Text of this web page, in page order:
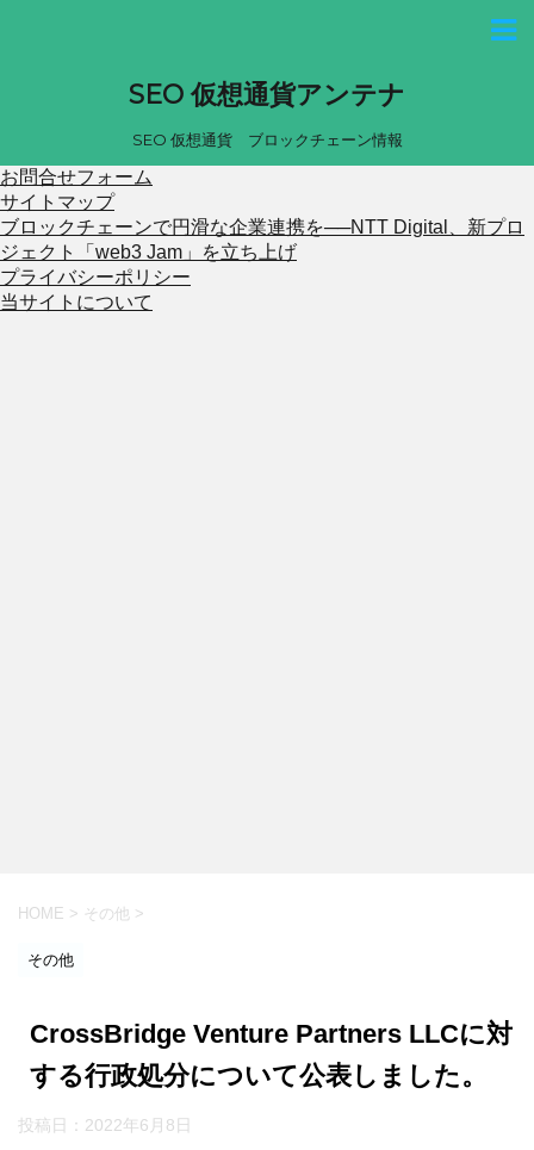
SEO 仮想通貨アンテナ
SEO 仮想通貨 ブロックチェーン情報
お問合せフォーム
サイトマップ
ブロックチェーンで円滑な企業連携を──NTT Digital、新プロ
ジェクト「web3 Jam」を立ち上げ
プライバシーポリシー
当サイトについて
HOME > その他 >
その他
CrossBridge Venture Partners LLCに対
する行政処分について公表しました。
投稿日： 2022年6月8日